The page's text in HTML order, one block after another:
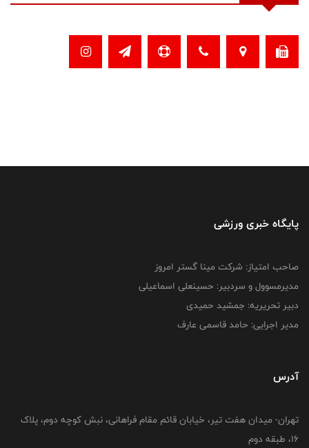
پایگاه خبری ورزشی
صاحب امتیاز: شرکت مینا گستر امروز
مدیرمسوول و سردبیر: حسینعلی اسماعیلی
دبیر تحریریه: جمشید حمیدی
مدیر اجرایی: حامد قاسمی عارف
آدرس
تهران- میدان هفت تیر، خیابان قائم مقام فراهانی، نبش کوچه دوم، پلاک
16، طبقه دوم